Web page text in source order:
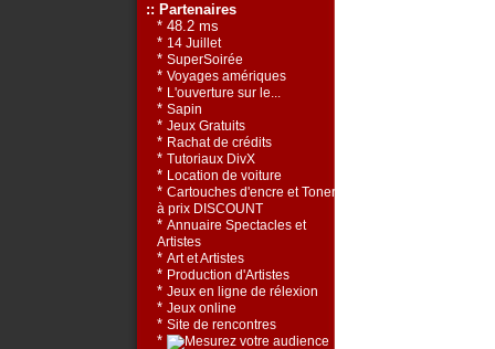
:: Partenaires
* 48.2 ms
* 14 Juillet
* SuperSoirée
* Voyages amériques
* L'ouverture sur le...
* Sapin
* Jeux Gratuits
* Rachat de crédits
* Tutoriaux DivX
* Location de voiture
* Cartouches d'encre et Toners
à prix DISCOUNT
* Annuaire Spectacles et
Artistes
* Art et Artistes
* Production d'Artistes
* Jeux en ligne de rélexion
* Jeux online
* Site de rencontres
*